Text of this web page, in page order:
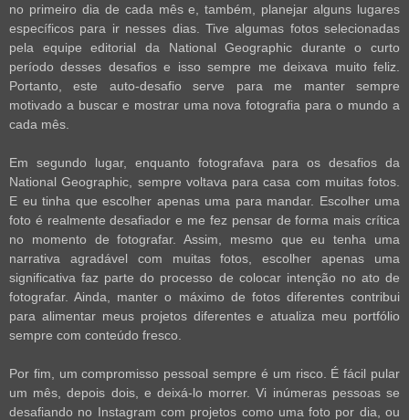
no primeiro dia de cada mês e, também, planejar alguns lugares
específicos para ir nesses dias. Tive algumas fotos selecionadas
pela equipe editorial da National Geographic durante o curto
período desses desafios e isso sempre me deixava muito feliz.
Portanto, este auto-desafio serve para me manter sempre
motivado a buscar e mostrar uma nova fotografia para o mundo a
cada mês.
Em segundo lugar, enquanto fotografava para os desafios da
National Geographic, sempre voltava para casa com muitas fotos.
E eu tinha que escolher apenas uma para mandar. Escolher uma
foto é realmente desafiador e me fez pensar de forma mais crítica
no momento de fotografar. Assim, mesmo que eu tenha uma
narrativa agradável com muitas fotos, escolher apenas uma
significativa faz parte do processo de colocar intenção no ato de
fotografar. Ainda, manter o máximo de fotos diferentes contribui
para alimentar meus projetos diferentes e atualiza meu portfólio
sempre com conteúdo fresco.
Por fim, um compromisso pessoal sempre é um risco. É fácil pular
um mês, depois dois, e deixá-lo morrer. Vi inúmeras pessoas se
desafiando no Instagram com projetos como uma foto por dia, ou